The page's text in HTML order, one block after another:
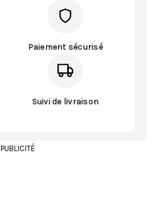
Paiement sécurisé
Suivi de livraison
PUBLICITÉ